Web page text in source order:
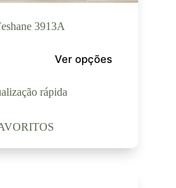
3913A
Ver opções
rápida